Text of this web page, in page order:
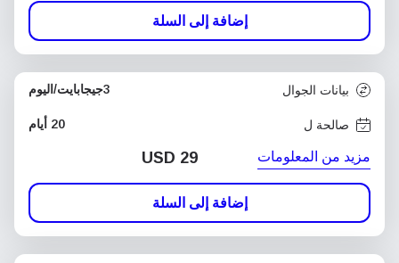
إضافة إلى السلة
بيانات الجوال 3جيجابايت/اليوم
صالحة ل 20 أيام
مزيد من المعلومات USD 29
إضافة إلى السلة